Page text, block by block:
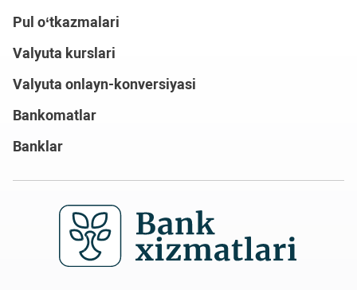
Pul o‘tkazmalari
Valyuta kurslari
Valyuta onlayn-konversiyasi
Bankomatlar
Banklar